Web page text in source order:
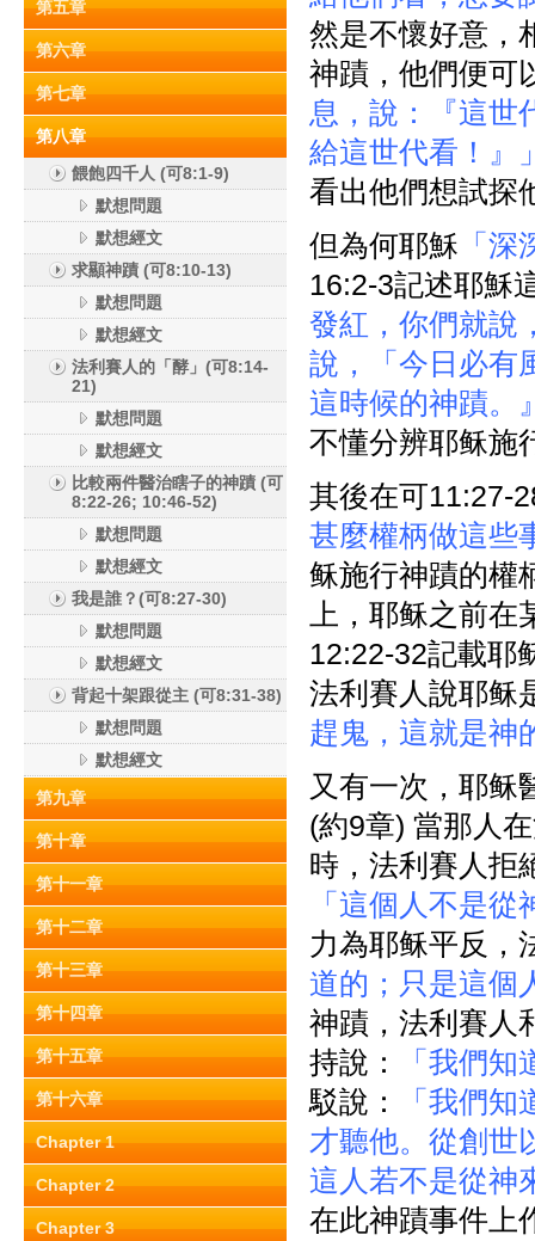
第五章
第六章
第七章
第八章
餵飽四千人 (可8:1-9)
默想問題
默想經文
求顯神蹟 (可8:10-13)
默想問題
默想經文
法利賽人的「酵」(可8:14-
21)
默想問題
默想經文
比較兩件醫治瞎子的神蹟 (可
8:22-26; 10:46-52)
默想問題
默想經文
我是誰？(可8:27-30)
默想問題
默想經文
背起十架跟從主 (可8:31-38)
默想問題
默想經文
第九章
第十章
第十一章
第十二章
第十三章
第十四章
第十五章
第十六章
Chapter 1
Chapter 2
Chapter 3
然是不懷好意，
神蹟，他們便可
息，說：『這世
給這世代看！』
看出他們想試探
但為何耶穌 「
16:2-3記述耶穌
發紅，你們就說
說，「今日必有
這時候的神蹟。
不懂分辨耶稣施
其後在可11:27-
甚麼權柄做這些
稣施行神蹟的權
上，耶稣之前
12:22-32記載耶
法利賽人說耶稣
趕鬼，這就是神
又有一次，耶稣
(約9章) 當那人
時，法利賽人拒
「這個人不是
力為耶稣平反，
道的；只是這個
神蹟，法利賽人
持說：
「我們
駁說：
「我們
才聽他。從創世
這人若不是從神
在此神蹟事件上